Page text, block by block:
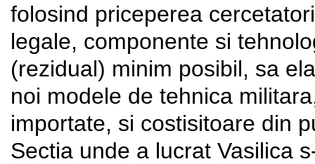
folosind priceperea
legale, componente si
(rezidual) minim posibil, sa
noi modele de tehnica
importate, si costisitoare din
Sectia unde a lucrat Vasilica